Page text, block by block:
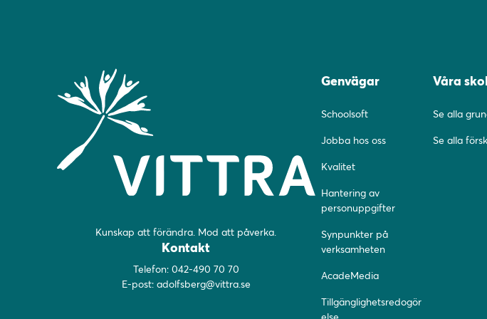
Kunskap att förändra. Mod att påverka.
Kontakt
Telefon: 042-490 70 70
E-post: adolfsberg@vittra.se
Genvägar
Schoolsoft
Jobba hos oss
Kvalitet
Hantering av
personuppgifter
Synpunkter på
verksamheten
AcadeMedia
Tillgänglighetsredogör
Våra
Se alla
Se alla